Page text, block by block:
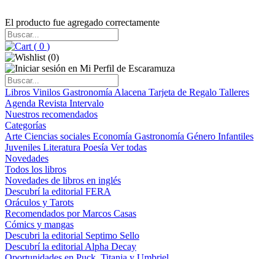
El producto fue agregado correctamente
( 0 )
(0)
Libros Vinilos Gastronomía Alacena Tarjeta de Regalo Talleres
Agenda Revista Intervalo
Nuestros recomendados
Categorías
Arte Ciencias sociales Economía Gastronomía Género Infantiles
Juveniles Literatura Poesía Ver todas
Novedades
Todos los libros
Novedades de libros en inglés
Descubrí la editorial FERA
Oráculos y Tarots
Recomendados por Marcos Casas
Cómics y mangas
Descubri la editorial Septimo Sello
Descubrí la editorial Alpha Decay